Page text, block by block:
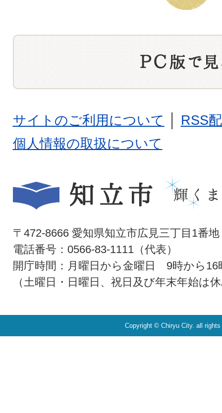
サイトのご利用について
RSS
個人情報の取扱について
〒472-8666 愛知県知立市広見三丁目1番地
電話番号：0566-83-1111（代表）
開庁時間：月曜日から金曜日 9時から16
（土曜日・日曜日、祝日及び年末年始は
Copyright © Chiryu City. all rights